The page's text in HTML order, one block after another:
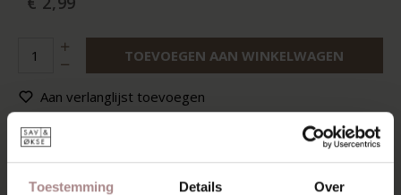
Toestemming Details Over
TOEVOEGEN AAN WINKELWAGEN
Aan verlanglijst toevoegen
Op voorraad:
Levertijd: